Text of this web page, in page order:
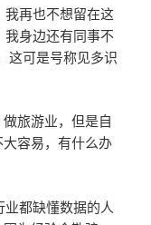
我再也不想留在这
我身边还有同事不
这可是号称见多识
旅游业，但是自
容易，有什么办
都缺懂数据的人